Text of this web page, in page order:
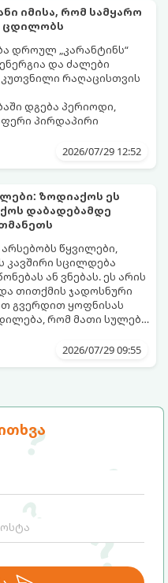
იმისა, რომ სამყარო
ცდილობს
დროულ „კარანტინს“
და ძალები
რაღაცისთვის
დგება პერიოდი,
პირდაპირი
გარიგებები,
უეცრად მიდიან.
ადვილია
ჩავარდნა. თუმცა
ფსიქოლოგიაში ეს
სხვანაირად
სამყაროს (ან ჩვენი
დამცავი
რომელთაც
ჯერ კიდევ უხილავი
მივყავართ.
იმისა, რომ
სასჯელი კი არა,
მიმართული
2026/07/29 12:52
ზოდიაქოს ეს
დაბადებამდე
წყვილები,
სცილდება
ან ვნებას. ეს არის
თითქმის ჯადოსნური
გვერდით ყოფნისას
რომ მათი სულები
რომლებიც
2026/07/29 09:55